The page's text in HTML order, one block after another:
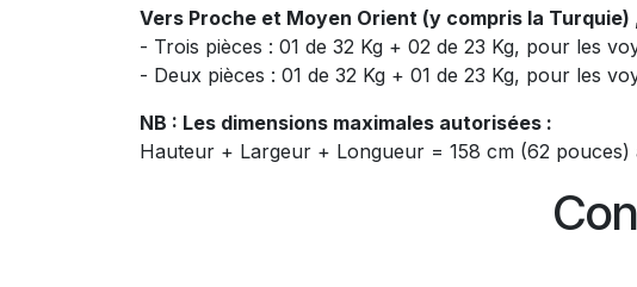
Vers Proche et Moyen Orient (y compris la
- Trois pièces : 01 de 32 Kg + 02 de 23 Kg, pour les
- Deux pièces : 01 de 32 Kg + 01 de 23 Kg, pour les
NB : Les dimensions maximales autorisées :
Hauteur + Largeur + Longueur = 158 cm (62 pouces)